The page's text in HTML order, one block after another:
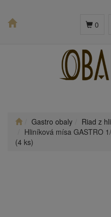
0
Gastro obaly
Riad z
Hliníková mísa GASTRO
(4 ks)